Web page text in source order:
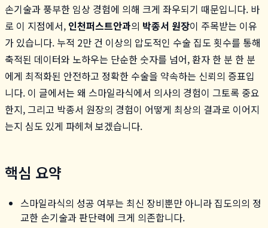
손기술과 풍부한 임상 경험에 의해 크게 좌우되기 때문입니다. 바
로 이 지점에서, 인천퍼스트안과의 박종서 원장이 주목받는 이유
가 있습니다. 누적 2만 건 이상의 압도적인 수술 집도 횟수를 통해
축적된 데이터와 노하우는 단순한 숫자를 넘어, 환자 한 분 한 분
에게 최적화된 안전하고 정확한 수술을 약속하는 신뢰의 증표입
니다. 이 글에서는 왜 스마일라식에서 의사의 경험이 그토록 중요
한지, 그리고 박종서 원장의 경험이 어떻게 최상의 결과로 이어지
는지 심도 있게 파헤쳐 보겠습니다.
핵심 요약
스마일라식의 성공 여부는 최신 장비뿐만 아니라 집도의의 정
교한 손기술과 판단력에 크게 의존합니다.